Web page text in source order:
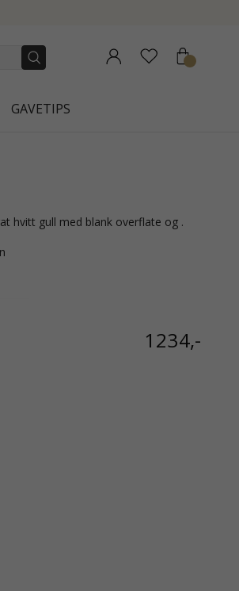
GAVETIPS
hvitt gull med blank overflate og .
1234,-